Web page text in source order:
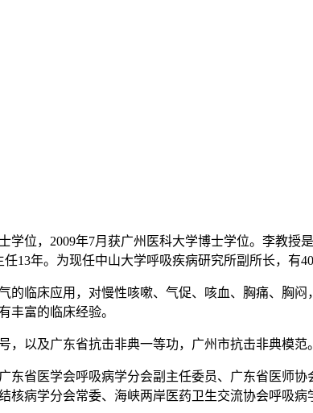
位，2009年7月获广州医科大学博士学位。李教授
13年。为现任中山大学呼吸疾病研究所副所长，有
临床应用，对慢性咳嗽、气促、咳血、胸痛、胸
丰富的临床经验。
以及广东省抗击非典一等功，广州市抗击非典模范。
省医学会呼吸病学分会副主任委员、广东省医师
病学分会常委、海峡两岸医药卫生交流协会呼吸病